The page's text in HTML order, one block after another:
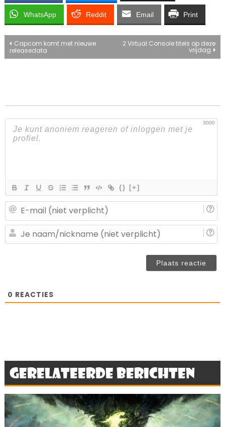
WhatsApp Reddit Email Print
Bericht
Capcom komt met nieuwe
releasedata
2 Virtual Console titels op deze
vrijdag
3000
{} [+]
0 REACTIES
Gerelateerde berichten